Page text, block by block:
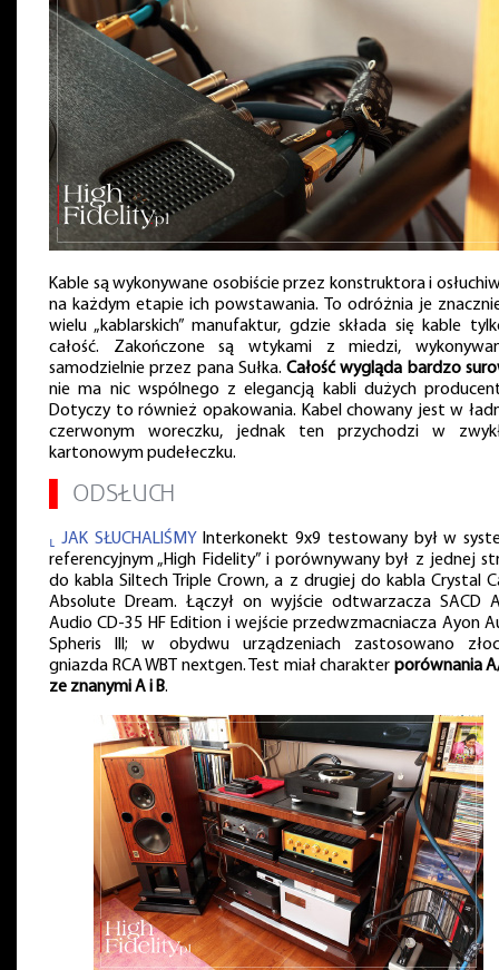
Kable są wykonywane osobiście przez konstruktora i
na każdym etapie ich powstawania. To odróżnia je
wielu „kablarskich” manufaktur, gdzie składa się kable
całość. Zakończone są wtykami z miedzi,
samodzielnie przez pana Sułka. Całość wygląda bardzo
nie ma nic wspólnego z elegancją kabli dużych
Dotyczy to również opakowania. Kabel chowany jest w
czerwonym woreczku, jednak ten przychodzi w
kartonowym pudełeczku.
ODSŁUCH
⸤ JAK SŁUCHALIŚMY Interkonekt 9x9 testowany był w
referencyjnym „High Fidelity” i porównywany był z jednej
do kabla Siltech Triple Crown, a z drugiej do kabla Crystal
Absolute Dream. Łączył on wyjście odtwarzacza SACD
Audio CD-35 HF Edition i wejście przedwzmacniacza Ayon
Spheris III; w obydwu urządzeniach zastosowano
gniazda RCA WBT nextgen. Test miał charakter porównania
ze znanymi A i B.